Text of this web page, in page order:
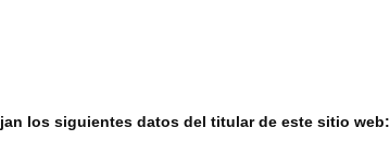
los siguientes datos del titular de este sitio web: